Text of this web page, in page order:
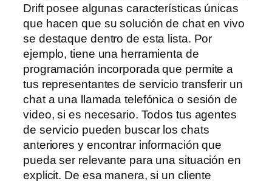
Drift posee algunas características únicas
que hacen que su solución de chat en vivo
se destaque dentro de esta lista. Por
ejemplo, tiene una herramienta de
programación incorporada que permite a
tus representantes de servicio transferir un
chat a una llamada telefónica o sesión de
video, si es necesario. Todos tus agentes
de servicio pueden buscar los chats
anteriores y encontrar información que
pueda ser relevante para una situación en
explicit. De esa manera, si un cliente